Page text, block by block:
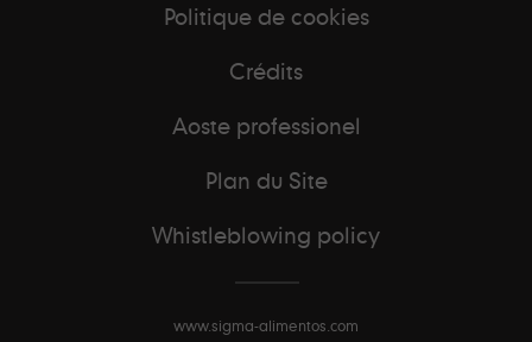
Politique de cookies
Crédits
Aoste professionel
Plan du Site
Whistleblowing policy
www.sigma-alimentos.com